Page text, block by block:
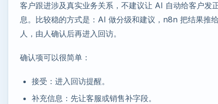
客户跟进涉及真实业务关系，不建议让 AI 自动给客户发
息。比较稳的方式是：AI 做分级和建议，n8n 把结果推
人，由人确认后再进入回访。
确认项可以很简单：
接受：进入回访提醒。
补充信息：先让客服或销售补字段。